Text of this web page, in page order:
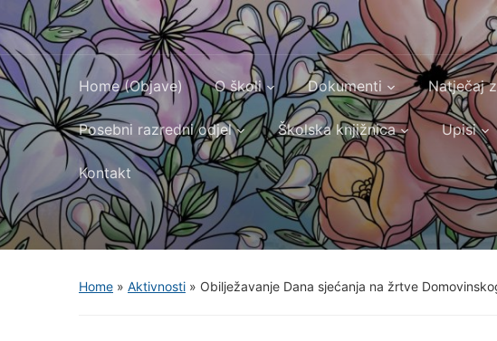
Home (Objave) O školi Dokumenti Natječaj
Posebni razredni odjel Školska knjižnica Upisi
Kontakt
Home » Aktivnosti » Obilježavanje Dana sjećanja na žrtve